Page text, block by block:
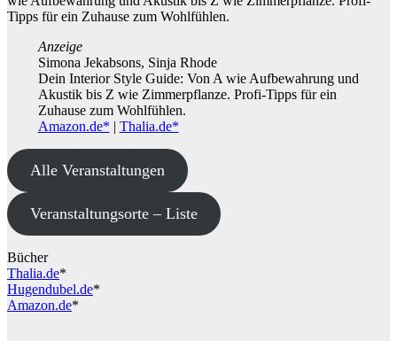
Anzeige
Simona Jekabsons, Sinja Rhode
Dein Interior Style Guide: Von A wie Aufbewahrung und
Akustik bis Z wie Zimmerpflanze. Profi-Tipps für ein
Zuhause zum Wohlfühlen.
Amazon.de* | Thalia.de*
Alle Veranstaltungen
Veranstaltungsorte – Liste
Bücher
Thalia.de*
Hugendubel.de*
Amazon.de*